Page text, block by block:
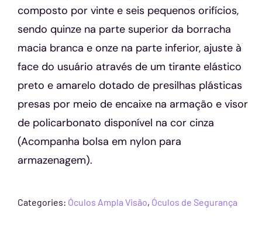
composto por vinte e seis pequenos orifícios,
sendo quinze na parte superior da borracha
macia branca e onze na parte inferior, ajuste à
face do usuário através de um tirante elástico
preto e amarelo dotado de presilhas plásticas
presas por meio de encaixe na armação e visor
de policarbonato disponível na cor cinza
(Acompanha bolsa em nylon para
armazenagem).
Categories: Óculos Ampla Visão, Óculos de Segurança